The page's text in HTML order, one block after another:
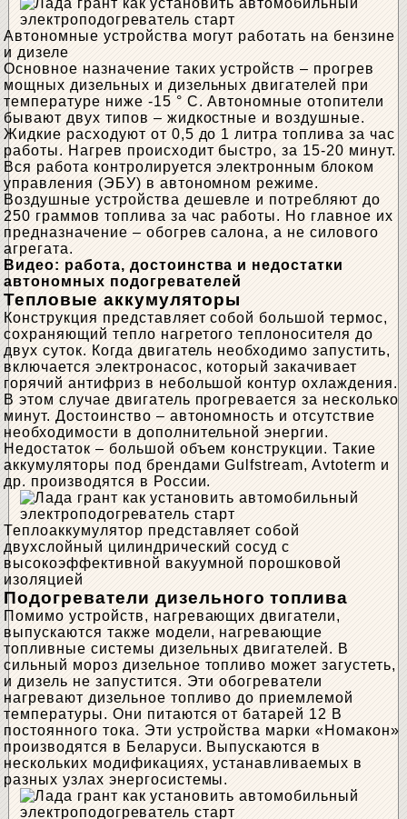
Автономные устройства могут работать на бензине
и дизеле
Основное назначение таких устройств – прогрев
мощных дизельных и дизельных двигателей при
температуре ниже -15 ° С. Автономные отопители
бывают двух типов – жидкостные и воздушные.
Жидкие расходуют от 0,5 до 1 литра топлива за час
работы. Нагрев происходит быстро, за 15-20 минут.
Вся работа контролируется электронным блоком
управления (ЭБУ) в автономном режиме.
Воздушные устройства дешевле и потребляют до
250 граммов топлива за час работы. Но главное их
предназначение – обогрев салона, а не силового
агрегата.
Видео: работа, достоинства и недостатки
автономных подогревателей
Тепловые аккумуляторы
Конструкция представляет собой большой термос,
сохраняющий тепло нагретого теплоносителя до
двух суток. Когда двигатель необходимо запустить,
включается электронасос, который закачивает
горячий антифриз в небольшой контур охлаждения.
В этом случае двигатель прогревается за несколько
минут. Достоинство – автономность и отсутствие
необходимости в дополнительной энергии.
Недостаток – большой объем конструкции. Такие
аккумуляторы под брендами Gulfstream, Avtoterm и
др. производятся в России.
Теплоаккумулятор представляет собой
двухслойный цилиндрический сосуд с
высокоэффективной вакуумной порошковой
изоляцией
Подогреватели дизельного топлива
Помимо устройств, нагревающих двигатели,
выпускаются также модели, нагревающие
топливные системы дизельных двигателей. В
сильный мороз дизельное топливо может загустеть,
и дизель не запустится. Эти обогреватели
нагревают дизельное топливо до приемлемой
температуры. Они питаются от батарей 12 В
постоянного тока. Эти устройства марки «Номакон»
производятся в Беларуси. Выпускаются в
нескольких модификациях, устанавливаемых в
разных узлах энергосистемы.